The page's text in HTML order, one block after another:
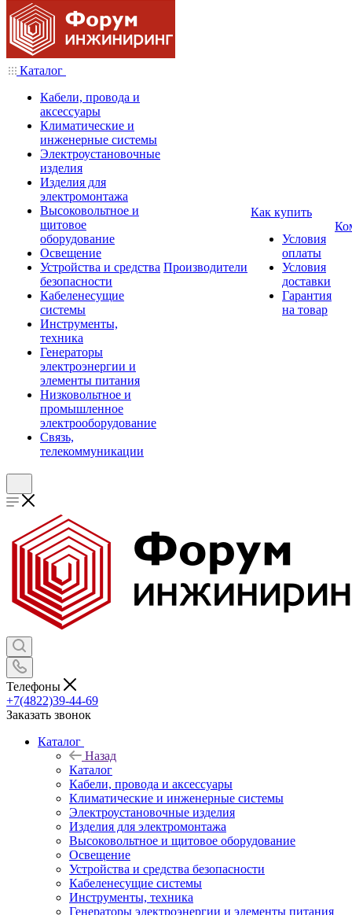
Каталог
Кабели, провода и
аксессуары
Климатические и
инженерные системы
Электроустановочные
изделия
Изделия для
электромонтажа
Высоковольтное и
щитовое
оборудование
Освещение
Устройства и средства
безопасности
Кабеленесущие
системы
Инструменты,
техника
Генераторы
электроэнергии и
элементы питания
Низковольтное и
промышленное
электрооборудование
Связь,
телекоммуникации
Производители
Как купить
Условия
оплаты
Условия
доставки
Гарантия
на товар
Телефоны
+7(4822)39-44-69
Заказать звонок
Каталог
Назад
Каталог
Кабели, провода и аксессуары
Климатические и инженерные системы
Электроустановочные изделия
Изделия для электромонтажа
Высоковольтное и щитовое оборудование
Освещение
Устройства и средства безопасности
Кабеленесущие системы
Инструменты, техника
Генераторы электроэнергии и элементы питания